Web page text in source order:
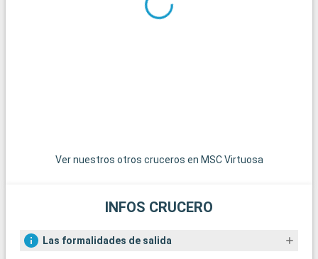
Ver nuestros otros cruceros en MSC Virtuosa
INFOS CRUCERO
Las formalidades de salida